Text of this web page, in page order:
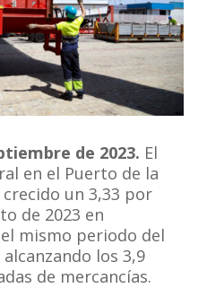
de 2023. El
en el Puerto de la
crecido un 3,33 por
de 2023 en
mismo periodo del
los 3,9
de mercancías.